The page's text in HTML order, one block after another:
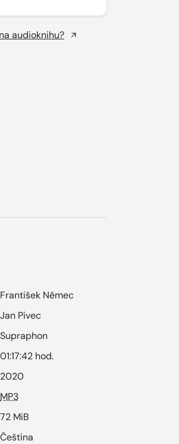
audioknihu?
František Němec
Jan Pivec
Supraphon
01:17:42 hod.
2020
MP3
72 MiB
Čeština